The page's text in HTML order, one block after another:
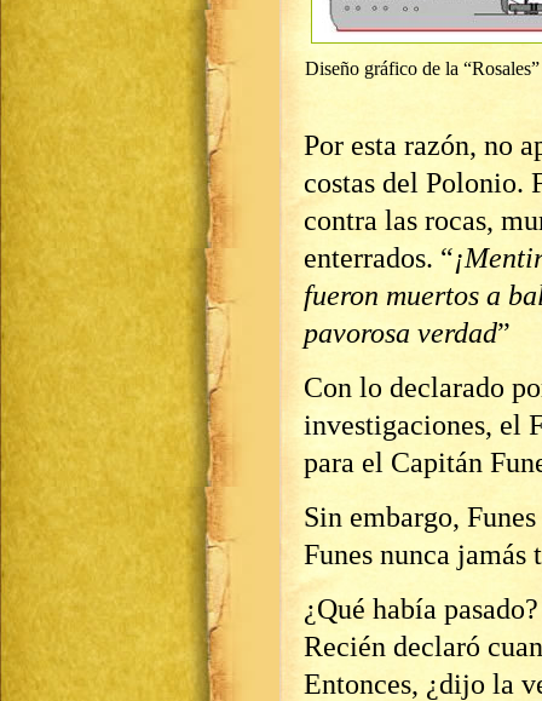
Diseño gráfico de la “Rosales”
Por esta razón, no
costas del Polonio.
contra las rocas,
enterrados. “
fueron muertos a
pavorosa verdad”
Con lo declarado
investigaciones, el
para el Capitán
Sin embargo,
Funes nunca jamás
¿Qué había
Recién declaró
Entonces, ¿dijo la